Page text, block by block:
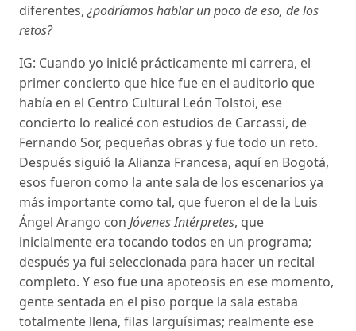
diferentes,¿podríamos hablar un poco de eso, de los
retos?
IG: Cuando yo inicié prácticamente mi carrera, el
primer concierto que hice fue en el auditorio que
había en el Centro Cultural León Tolstoi, ese
concierto lo realicé con estudios de Carcassi, de
Fernando Sor, pequeñas obras y fue todo un reto.
Después siguió la Alianza Francesa, aquí en Bogotá,
esos fueron como la ante sala de los escenarios ya
más importante como tal, que fueron el de la Luis
Ángel Arango con Jóvenes Intérpretes, que
inicialmente era tocando todos en un programa;
después ya fui seleccionada para hacer un recital
completo. Y eso fue una apoteosis en ese momento,
gente sentada en el piso porque la sala estaba
totalmente llena, filas larguísimas; realmente ese